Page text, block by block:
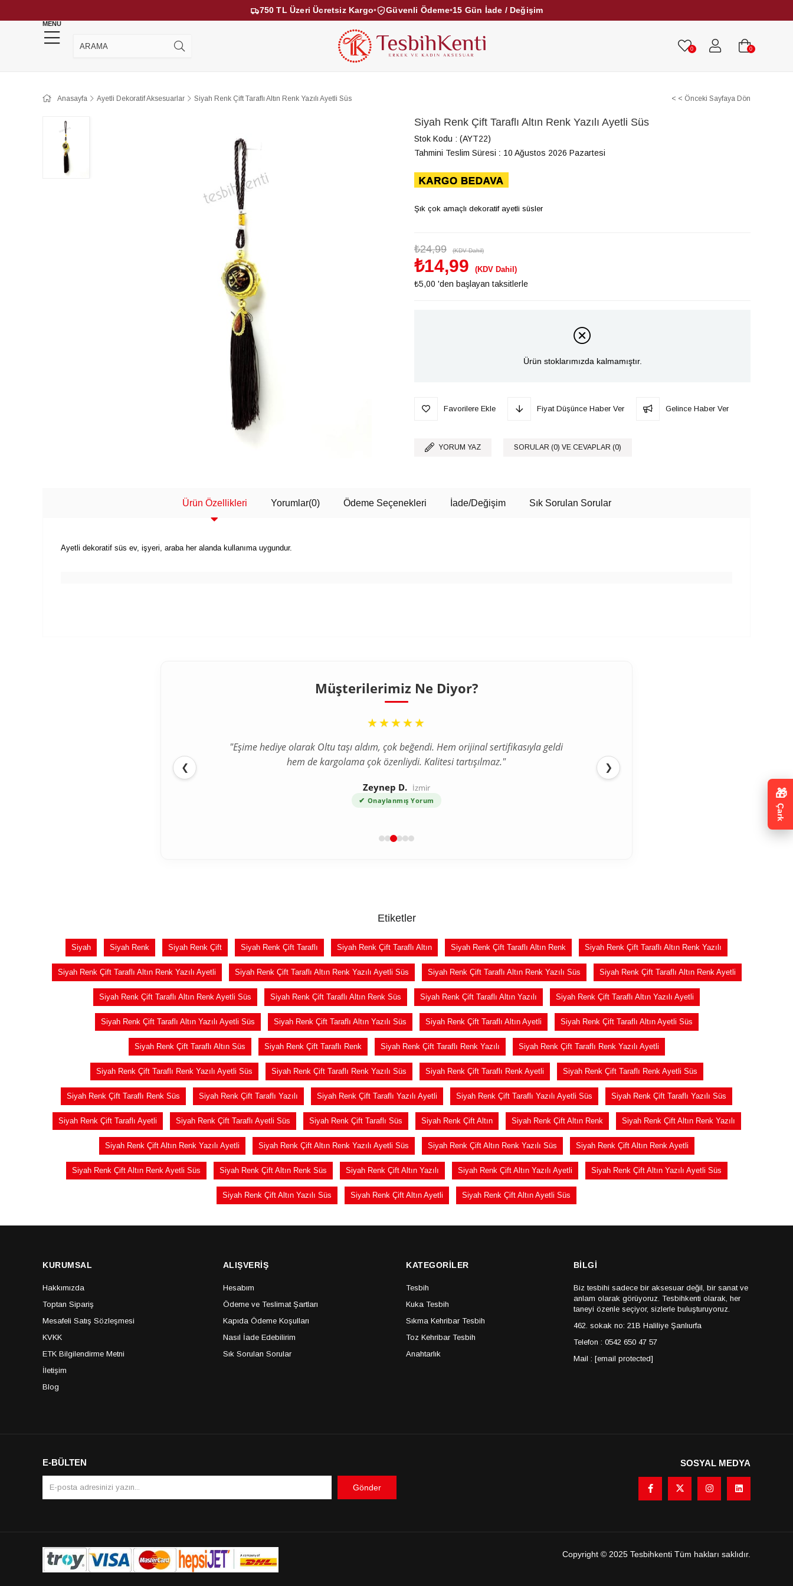
750 TL Üzeri Ücretsiz Kargo• Güvenli Ödeme•15 Gün İade / Değişim
MENU
0 0
KEHRİBAR TESBİHLER KUKA TESBİHLER
Anasayfa Ayetli Dekoratif Aksesuarlar Siyah Renk Çift Taraflı Altın Renk Yazılı Ayetli Süs < < Önceki Sayfaya Dön
Siyah Renk Çift Taraflı Altın Renk Yazılı Ayetli Süs
Stok Kodu
(AYT22)
Tahmini Teslim Süresi : 10 Ağustos 2026 Pazartesi
Şık çok amaçlı dekoratif ayetli süsler
₺24,99 (KDV Dahil)
₺14,99 (KDV Dahil)
₺5,00 'den başlayan taksitlerle
Ürün stoklarımızda kalmamıştır.
Favorilere Ekle Fiyat Düşünce Haber Ver Gelince Haber Ver
YORUM YAZ SORULAR (0) VE CEVAPLAR (0)
Ürün Özellikleri Yorumlar(0) Ödeme Seçenekleri İade/Değişim Sık Sorulan Sorular
Ayetli dekoratif süs ev, işyeri, araba her alanda kullanıma uygundur.
Müşterilerimiz Ne Diyor?
❮
“
★★★★★
"Eşime hediye olarak Oltu taşı aldım, çok beğendi. Hem orijinal sertifikasıyla geldi
hem de kargolama çok özenliydi. Kalitesi tartışılmaz."
Zeynep D. İzmir
✔ Onaylanmış Yorum
❯
Etiketler
Siyah Siyah Renk Siyah Renk Çift Siyah Renk Çift Taraflı Siyah Renk Çift Taraflı Altın Siyah Renk Çift Taraflı Altın Renk Siyah Renk Çift Taraflı Altın Renk Yazılı
Siyah Renk Çift Taraflı Altın Renk Yazılı Ayetli Siyah Renk Çift Taraflı Altın Renk Yazılı Ayetli Süs Siyah Renk Çift Taraflı Altın Renk Yazılı Süs Siyah Renk Çift Taraflı Altın Renk Ayetli
Siyah Renk Çift Taraflı Altın Renk Ayetli Süs Siyah Renk Çift Taraflı Altın Renk Süs Siyah Renk Çift Taraflı Altın Yazılı Siyah Renk Çift Taraflı Altın Yazılı Ayetli
Siyah Renk Çift Taraflı Altın Yazılı Ayetli Süs Siyah Renk Çift Taraflı Altın Yazılı Süs Siyah Renk Çift Taraflı Altın Ayetli Siyah Renk Çift Taraflı Altın Ayetli Süs
Siyah Renk Çift Taraflı Altın Süs Siyah Renk Çift Taraflı Renk Siyah Renk Çift Taraflı Renk Yazılı Siyah Renk Çift Taraflı Renk Yazılı Ayetli
Siyah Renk Çift Taraflı Renk Yazılı Ayetli Süs Siyah Renk Çift Taraflı Renk Yazılı Süs Siyah Renk Çift Taraflı Renk Ayetli Siyah Renk Çift Taraflı Renk Ayetli Süs
Siyah Renk Çift Taraflı Renk Süs Siyah Renk Çift Taraflı Yazılı Siyah Renk Çift Taraflı Yazılı Ayetli Siyah Renk Çift Taraflı Yazılı Ayetli Süs Siyah Renk Çift Taraflı Yazılı Süs
Siyah Renk Çift Taraflı Ayetli Siyah Renk Çift Taraflı Ayetli Süs Siyah Renk Çift Taraflı Süs Siyah Renk Çift Altın Siyah Renk Çift Altın Renk Siyah Renk Çift Altın Renk Yazılı
Siyah Renk Çift Altın Renk Yazılı Ayetli Siyah Renk Çift Altın Renk Yazılı Ayetli Süs Siyah Renk Çift Altın Renk Yazılı Süs Siyah Renk Çift Altın Renk Ayetli
Siyah Renk Çift Altın Renk Ayetli Süs Siyah Renk Çift Altın Renk Süs Siyah Renk Çift Altın Yazılı Siyah Renk Çift Altın Yazılı Ayetli Siyah Renk Çift Altın Yazılı Ayetli Süs
Siyah Renk Çift Altın Yazılı Süs Siyah Renk Çift Altın Ayetli Siyah Renk Çift Altın Ayetli Süs
KURUMSAL
Hakkımızda
Toptan Sipariş
Mesafeli Satış Sözleşmesi
KVKK
ETK Bilgilendirme Metni
İletişim
Blog
ALIŞVERİŞ
Hesabım
Ödeme ve Teslimat Şartları
Kapıda Ödeme Koşulları
Nasıl İade Edebilirim
Sık Sorulan Sorular
KATEGORİLER
Tesbih
Kuka Tesbih
Sıkma Kehribar Tesbih
Toz Kehribar Tesbih
Anahtarlık
BİLGİ
Biz tesbihi sadece bir aksesuar değil, bir sanat ve
anlam olarak görüyoruz. Tesbihkenti olarak, her
taneyi özenle seçiyor, sizlerle buluşturuyoruz.
462. sokak no: 21B Haliliye Şanlıurfa
Telefon : 0542 650 47 57
Mail : [email protected]
E-BÜLTEN
Gönder
SOSYAL MEDYA
Copyright © 2025 Tesbihkenti Tüm hakları saklıdır.
🎁
Çark